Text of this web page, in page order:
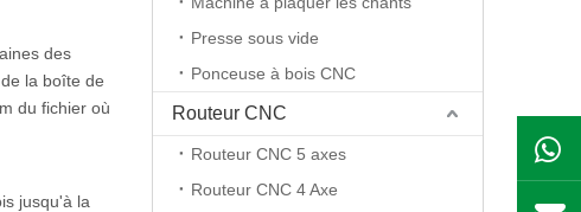
des
la boîte de
du fichier où
jusqu'à la
Presse sous vide
Ponceuse à bois CNC
Routeur CNC
Routeur CNC 5 axes
Routeur CNC 4 Axe